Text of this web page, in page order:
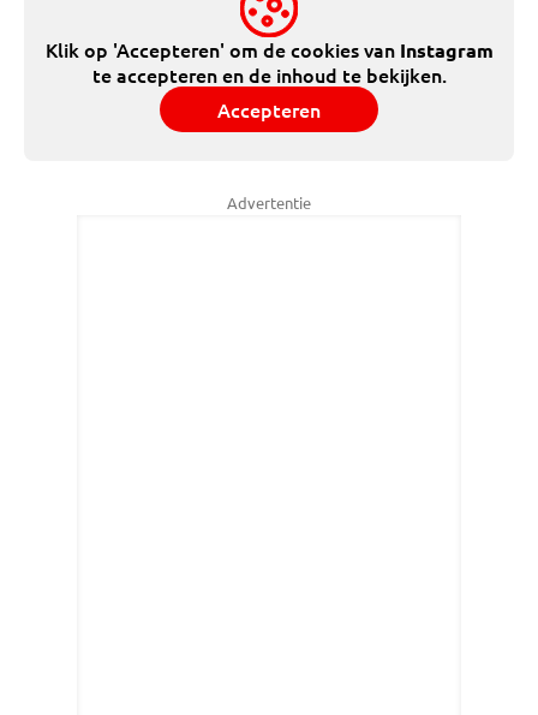
Klik op 'Accepteren' om de cookies van Instagram
te accepteren en de inhoud te bekijken.
Accepteren
Advertentie